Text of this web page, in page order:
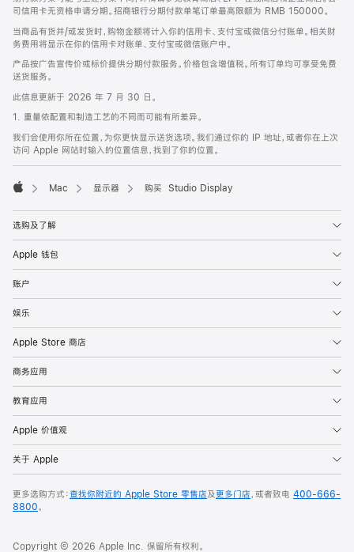
司信用卡无资格申请分期。招商银行分期付款单笔订单最高限额为 RMB 150000。
当商品有货并/或发货时，购物金额将计入你的信用卡、支付宝或微信分付账单。相关财
务费用将显示在你的信用卡对账单、支付宝或微信账户中。
产品按广告宣传价或标价提供分期付款服务。价格包含增值税。所有订单均可享受免费
送货服务。
此信息更新于 2026 年 7 月 30 日。
1. 重量依配置和制造工艺的不同而可能有所差异。
我们会使用你所在位置，为你更快显示送货选项。我们通过你的 IP 地址，或者你在上次
访问 Apple 网站时输入的位置信息，找到了你的位置。
Mac 显示器 购买 Studio Display
选购及了解
Apple 钱包
账户
娱乐
Apple Store 商店
商务应用
教育应用
Apple 价值观
关于 Apple
更多选购方式：查找你附近的 Apple Store 零售店及更多门店，或者致电 400-666-
8800。
Copyright © 2026 Apple Inc. 保留所有权利。